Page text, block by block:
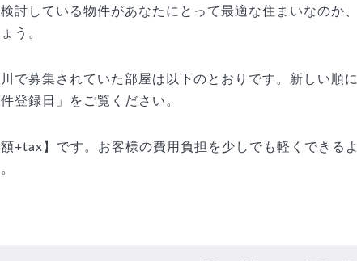
討している物件があなたにとって最適な住まいなのか、
う。
で募集されていた部屋は以下のとおりです。新しい順に
登録日」をご覧ください。
+tax】です。お客様の費用負担を少しでも軽くできるよ